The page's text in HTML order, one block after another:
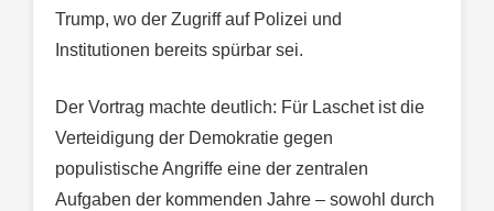
Trump, wo der Zugriff auf Polizei und
Institutionen bereits spürbar sei.
Der Vortrag machte deutlich: Für Laschet ist die
Verteidigung der Demokratie gegen
populistische Angriffe eine der zentralen
Aufgaben der kommenden Jahre – sowohl durch